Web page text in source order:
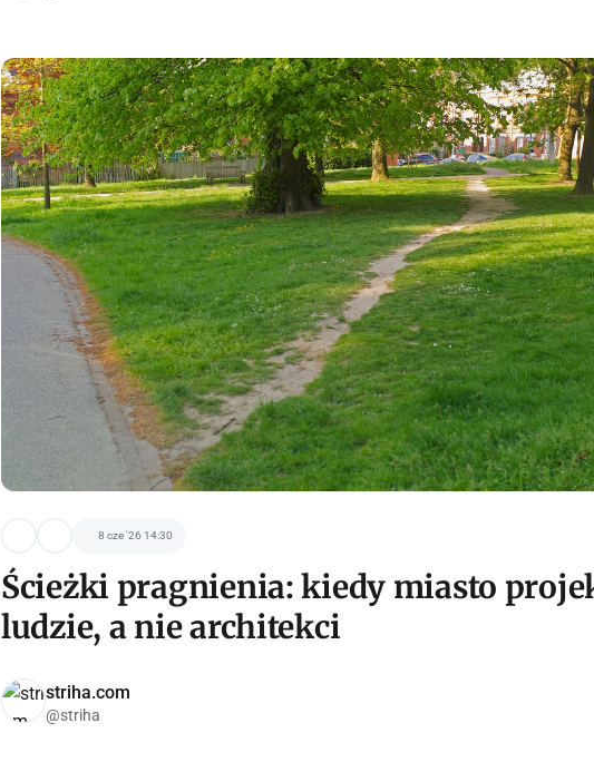
8 cze '26 14:30
Ścieżki pragnienia: kiedy miasto
ludzie, a nie architekci
striha.com
@striha